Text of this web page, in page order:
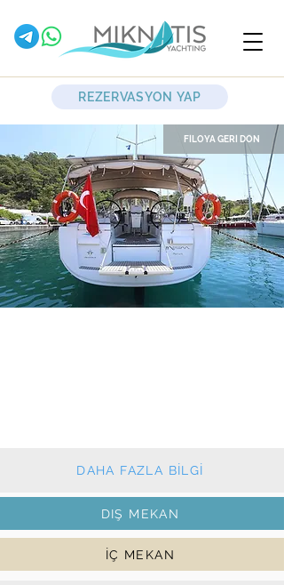
REZERVASYON YAP
FİLOYA GERİ DÖN
DAHA FAZLA BİLGİ
DIŞ MEKAN
İÇ MEKAN